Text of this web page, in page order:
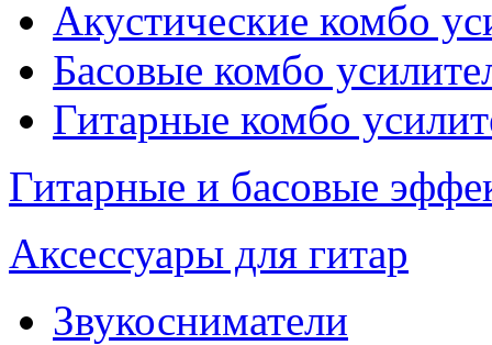
Акустические комбо
Басовые комбо
Гитарные комбо
Гитарные и басовые
Аксессуары для гитар
Звукосниматели